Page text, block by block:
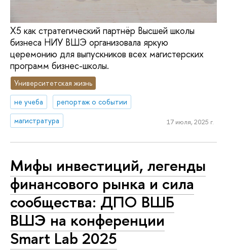
Х5 как стратегический партнёр Высшей школы
бизнеса НИУ ВШЭ организовала яркую
церемонию для выпускников всех магистерских
программ бизнес-школы.
Университетская жизнь
не учеба
репортаж о событии
магистратура
17 июля, 2025 г.
Мифы инвестиций, легенды
финансового рынка и сила
сообщества: ДПО ВШБ
ВШЭ на конференции
Smart Lab 2025